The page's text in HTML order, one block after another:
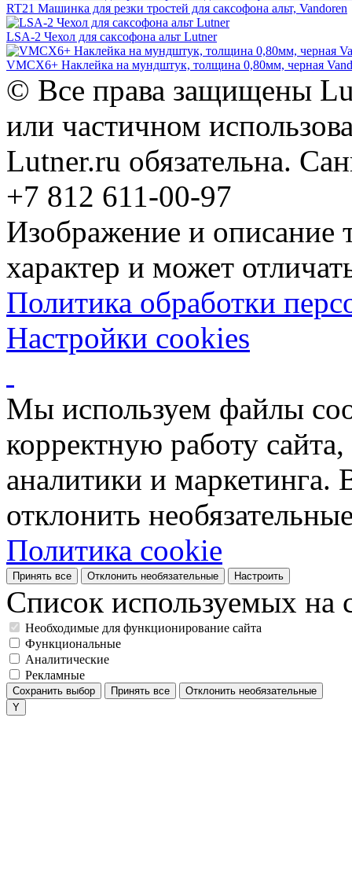
RT21 Машинка для резки тростей для саксофона альт, Vandoren
LSA-2 Чехол для саксофона альт Lutner
VMCX6+ Наклейка на мундштук, толщина 0,80мм, черная
© Все права защищены
или частичном
Lutner.ru обязательна.
+7 812 611-00-97
Изображение и описание
характер и может
Политика обработки
Настройки cookies
Мы используем файлы
корректную работу
аналитики и
отклонить
Политика cookie
Принять все Отклонить необязательные Настроить
Список используемых на
Необходимые для функционирование сайта
Функциональные
Аналитические
Рекламные
Сохранить выбор Принять все Отклонить необязательные